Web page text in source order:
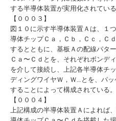
する半導体装置が実用化されている
【０００３】
図１０に示す半導体装置Ａは、１
導体チップＣａ，Ｃｂ，Ｃｃ，Ｃ
するとともに、基板Ａの配線パタ
Ｃａ〜Ｃｄとを、それぞれボンデ
を介して接続し、上記各半導体チ
ディングワイヤＷ，Ｗ…とを、パ
することによって構成されている。
【０００４】
上記構成の半導体装置Ａによれば